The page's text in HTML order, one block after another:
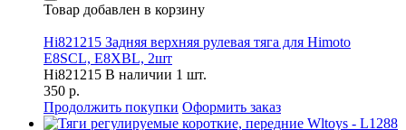
Товар добавлен в корзину
Hi821215 Задняя верхняя рулевая тяга для Himoto
E8SCL, E8XBL, 2шт
Hi821215 В наличии 1 шт.
350 р.
Продолжить покупки Оформить заказ